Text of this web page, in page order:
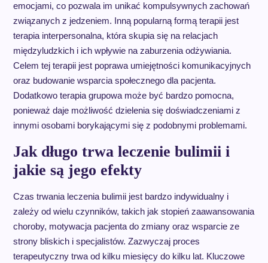
emocjami, co pozwala im unikać kompulsywnych zachowań
związanych z jedzeniem. Inną popularną formą terapii jest
terapia interpersonalna, która skupia się na relacjach
międzyludzkich i ich wpływie na zaburzenia odżywiania.
Celem tej terapii jest poprawa umiejętności komunikacyjnych
oraz budowanie wsparcia społecznego dla pacjenta.
Dodatkowo terapia grupowa może być bardzo pomocna,
ponieważ daje możliwość dzielenia się doświadczeniami z
innymi osobami borykającymi się z podobnymi problemami.
Jak długo trwa leczenie bulimii i
jakie są jego efekty
Czas trwania leczenia bulimii jest bardzo indywidualny i
zależy od wielu czynników, takich jak stopień zaawansowania
choroby, motywacja pacjenta do zmiany oraz wsparcie ze
strony bliskich i specjalistów. Zazwyczaj proces
terapeutyczny trwa od kilku miesięcy do kilku lat. Kluczowe